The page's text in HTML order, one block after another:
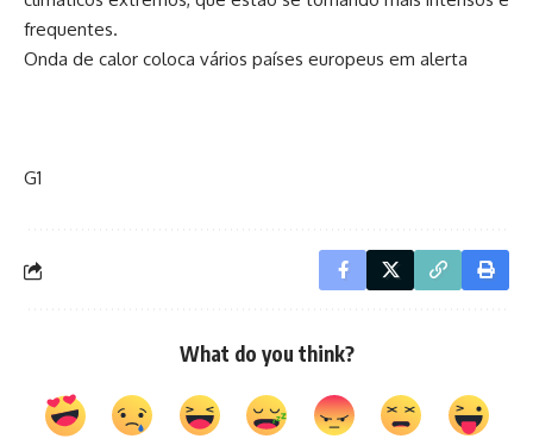
frequentes.
Onda de calor coloca vários países europeus em alerta
G1
What do you think?